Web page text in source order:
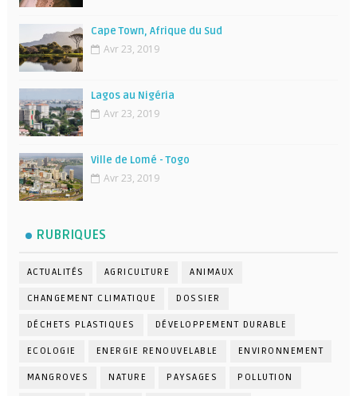
Cape Town, Afrique du Sud
Avr 23, 2019
Lagos au Nigéria
Avr 23, 2019
Ville de Lomé - Togo
Avr 23, 2019
RUBRIQUES
ACTUALITÉS AGRICULTURE ANIMAUX
CHANGEMENT CLIMATIQUE DOSSIER
DÉCHETS PLASTIQUES DÉVELOPPEMENT DURABLE
ECOLOGIE ENERGIE RENOUVELABLE ENVIRONNEMENT
MANGROVES NATURE PAYSAGES POLLUTION